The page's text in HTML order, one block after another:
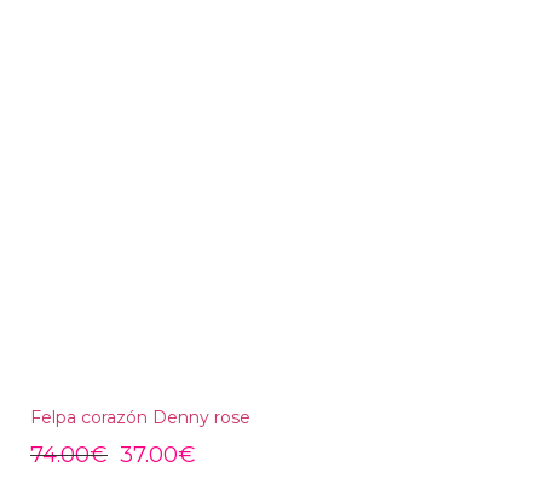
Felpa corazón Denny rose
74.00€ 37.00€